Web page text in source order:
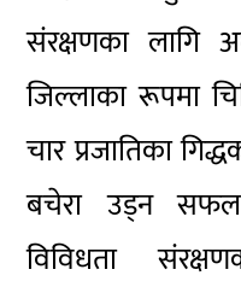
संरक्षणका लागि
जिल्लाका रूपमा
चार प्रजातिका
बचेरा उड्न
विविधता